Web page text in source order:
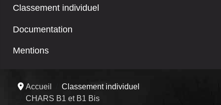
Classement individuel
Documentation
Mentions
Accueil
Classement individuel
CHARS B1 et B1 Bis